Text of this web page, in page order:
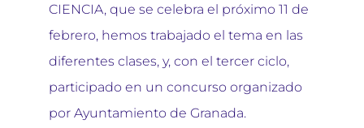
CIENCIA, que se celebra el próximo 11 de
febrero, hemos trabajado el tema en las
diferentes clases, y, con el tercer ciclo,
participado en un concurso organizado
por Ayuntamiento de Granada.